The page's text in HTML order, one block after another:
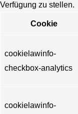
Verfügung zu stellen.
Cookie
cookielawinfo-
checkbox-analytics
cookielawinfo-